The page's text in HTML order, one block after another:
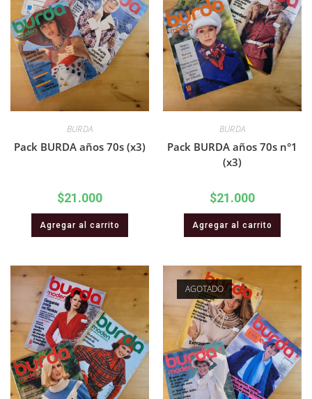
BURDA
Pack BURDA años 70s (x3)
$21.000
Agregar al carrito
BURDA
Pack BURDA años 70s n°1
(x3)
$21.000
Agregar al carrito
AGOTADO